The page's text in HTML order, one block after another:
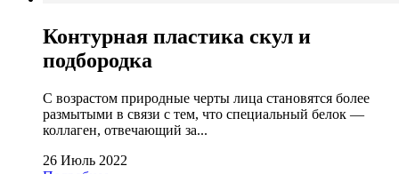
Контурная пластика скул и
подбородка
С возрастом природные черты лица становятся более
размытыми в связи с тем, что специальный белок —
коллаген, отвечающий за...
26 Июль 2022